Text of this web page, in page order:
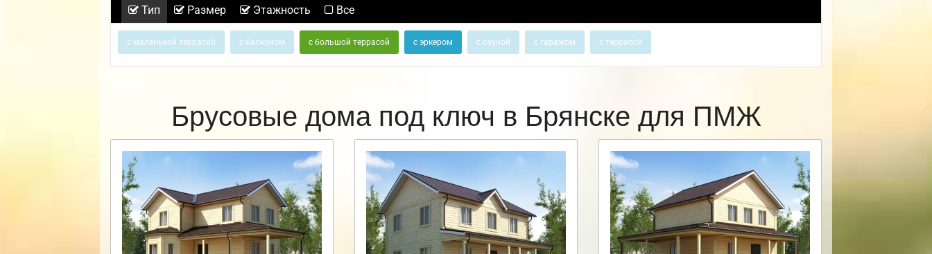
Тип Размер Этажность Все
с маленькой террасой с балконом с большой террасой с эркером с сауной с гаражом с террасой
Брусовые дома под ключ в Брянске для ПМЖ